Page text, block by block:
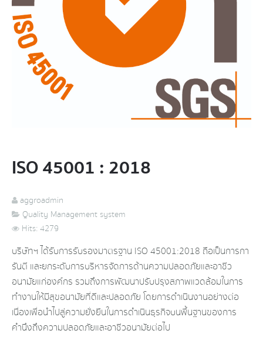
ISO 45001 : 2018
aggroadmin
Quality Management system
Hits: 4279
บริษัทฯ ได้รับการรับรองมาตรฐาน ISO 45001:2018 ถือเป็นการกา
รันตี และยกระดับการบริหารจัดการด้านความปลอดภัยและอาชีว
อนามัยแก่องค์กร รวมถึงการพัฒนาปรับปรุงสภาพแวดล้อมในการ
ทำงานให้มีสุขอนามัยที่ดีและปลอดภัย โดยการดำเนินงานอย่างต่อ
เนื่องเพื่อนำไปสู่ความยั่งยืนในการดำเนินธุรกิจบนพื้นฐานของการ
คำนึงถึงความปลอดภัยและอาชีวอนามัยต่อไป